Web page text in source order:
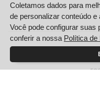
autoescola
locadora
© Copyright 2025 -
Coletamos dados para
de personalizar conteúdo e
Você pode configurar suas
conferir a nossa Política de